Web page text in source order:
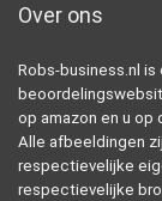
Over ons
Robs-business.nl
op amazon en u
Alle afbeeldingen
respectievelijke
respectievelijke